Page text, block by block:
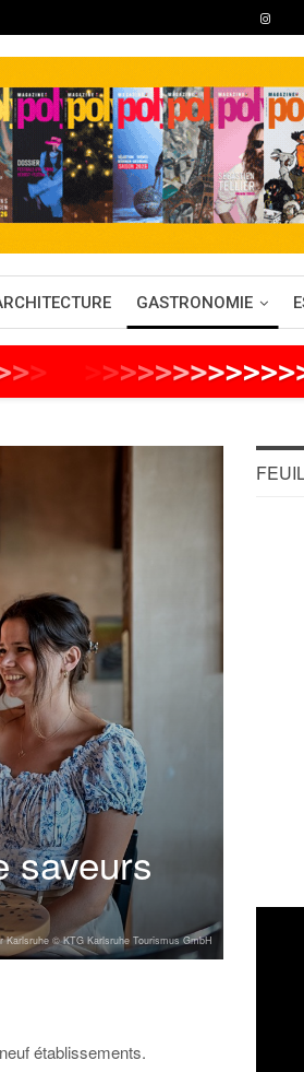
GASTRONOMIE
>>> >>>>>> >>>>
saveurs
Karlsruhe © KTG Karlsruhe Tourismus GmbH
établissements.